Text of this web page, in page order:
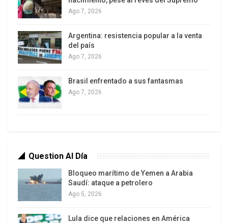
Desgracias con responsables
destrucción del ingreso popular. Nunca se registró
una demolición tan acentuada en tan poco
tiempo. El nivel de vida ha caído a un piso muy
cercano a la tremenda crisis del 2001. Los
salarios registrados cayeron 21%, el sueldo
mínimo perdió 30% y las jubilaciones se
Ago 7, 2026
Argentina: resistencia popular a la venta
del país
Ago 7, 2026
Brasil enfrentado a sus fantasmas
Ago 7, 2026
Question Al Día
Bloqueo marítimo de Yemen a Arabia
Saudí: ataque a petrolero
Ago 5, 2026
Lula dice que relaciones en América